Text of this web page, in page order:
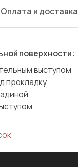
Оплата и доставка
поверхности:
выступом
прокладку